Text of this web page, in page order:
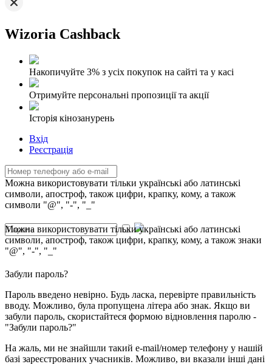
Wizoria Cashback
Накопичуйте 3% з усіх покупок на сайті та у касі
Отримуйте персональні пропозиції та акції
Історія кінозанурень
Вхід
Реєстрація
Можна використовувати тільки українські або латинські
символи, апостроф, також цифри, крапку, кому, а також
символи "@", "-", "_"
Можна використовувати тільки українські або латинські
символи, апостроф, також цифри, крапку, кому, а також знаки
"@", "-", "_"
Забули пароль?
Пароль введено невірно. Будь ласка, перевірте правильність
вводу. Можливо, була пропущена літера або знак. Якщо ви
забули пароль, скористайтеся формою відновлення паролю -
"Забули пароль?"
На жаль, ми не знайшли такий e-mail/номер телефону у нашій
базі зареєстрованих учасників. Можливо, ви вказали інші дані